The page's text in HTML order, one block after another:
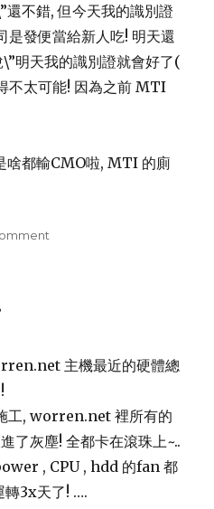
不錯, 但今天我的識別證
是發便當給新人吃! 明天還
明天我的識別證就會好了(
不太可能! 因為之前 MTI
都輸CMO啦, MTI 的廁
主機最近的硬體總
工, worren.net 裡所有的
了灰塵! 全都卡在滾珠上~..
, CPU , hdd 的fan 都
轉3x天了! ….